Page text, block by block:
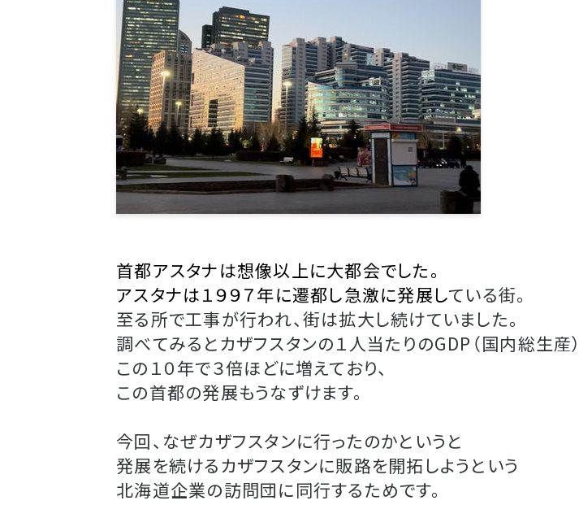
首都アスタナは想像以上に大都会でした。
アスタナは１９９７年に遷都し急激に発展している街。
至る所で工事が行われ、街は拡大し続けていました。
調べてみるとカザフスタンの１人当たりのGDP（国内総生産
この１０年で３倍ほどに増えており、
この首都の発展もうなずけます。
今回、なぜカザフスタンに行ったのかというと
発展を続けるカザフスタンに販路を開拓しようという
北海道企業の訪問団に同行するためです。